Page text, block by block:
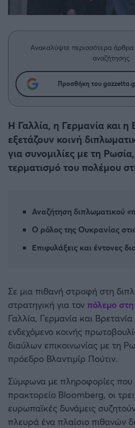
Δημήτρης Τσορμπατζόγλου
Άρης
Βόλος
Ατρόμητος Αθηνών
Κηφισιά
Καλαμάτα
Ρεάλ Μαδρίτης
Ατλέτικο Μαδρίτης
Μάντσεστερ Γιουνάιτεντ
Μάντσεστερ Σίτι
Λίβερπουλ
Ανακαλύψτε περισσότερα
αναζήτησης.
Προσθήκη του
Η Γαλλία, η Γερμανία και η
εξετάζουν κοινή
για συνομιλίες με τη
τερματισμό του πολέμου
Αναζήτηση διπλωματικού
Ο ρόλος της Ουκρανίας
Επιφυλάξεις και έντονες
Σε μια πιθανή στροφή στη
στρατηγική για τον πόλεμο
Γαλλία, Γερμανία και
ενδεχόμενο κοινής
διαύλων επικοινωνίας με τη
πρόεδρο Βλαντιμίρ Πούτιν.
Σύμφωνα με πληροφορίες που
πρακτορείο Bloomberg, οι
ευρωπαϊκές δυνάμεις
πλευρά ένα πλαίσιο πιθανών